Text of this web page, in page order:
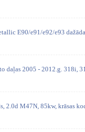
E90/e91/e92/e93
daļas 2005 - 2012.g. 318i,
2.0d M47N, 85kw, krāsas